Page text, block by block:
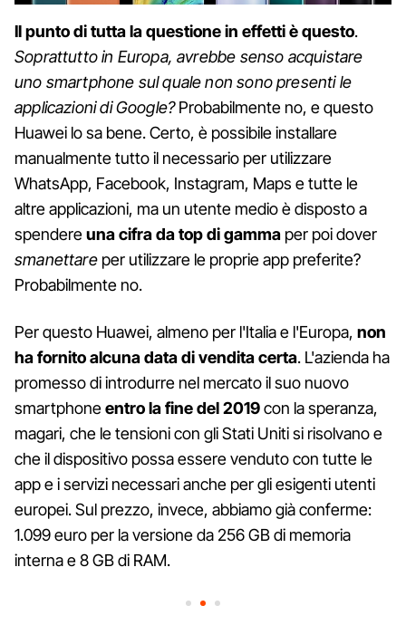
Il punto di tutta la questione in effetti è questo.
Soprattutto in Europa, avrebbe senso acquistare
uno smartphone sul quale non sono presenti le
applicazioni di Google?Probabilmente no, e questo
Huawei lo sa bene. Certo, è possibile installare
manualmente tutto il necessario per utilizzare
WhatsApp, Facebook, Instagram, Maps e tutte le
altre applicazioni, ma un utente medio è disposto a
spendereuna cifra da top di gamma per poi dover
smanettareper utilizzare le proprie app preferite?
Probabilmente no.
Per questo Huawei, almeno per l'Italia e l'Europa, non
ha fornito alcuna data di vendita certa. L'azienda ha
promesso di introdurre nel mercato il suo nuovo
smartphoneentro la fine del 2019con la speranza,
magari, che le tensioni con gli Stati Uniti si risolvano e
che il dispositivo possa essere venduto con tutte le
app e i servizi necessari anche per gli esigenti utenti
europei. Sul prezzo, invece, abbiamo già conferme:
1.099 euro per la versione da 256 GB di memoria
interna e 8 GB di RAM.